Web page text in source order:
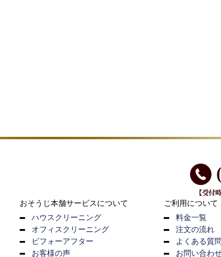
おそうじ本舗サービスについて
ハウスクリーニング
オフィスクリーニング
ビフォーアフター
お客様の声
ご利用について
料金一覧
注文の流れ
よくある質問
お問い合わ